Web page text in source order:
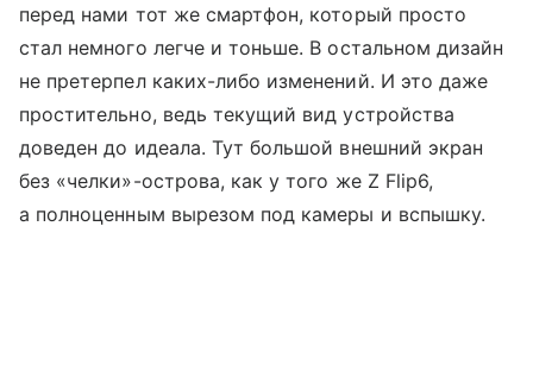
перед нами тот же смартфон, который просто
стал немного легче и тоньше. В остальном дизайн
не претерпел каких-либо изменений. И это даже
простительно, ведь текущий вид устройства
доведен до идеала. Тут большой внешний экран
без «челки»-острова, как у того же Z Flip6,
а полноценным вырезом под камеры и вспышку.